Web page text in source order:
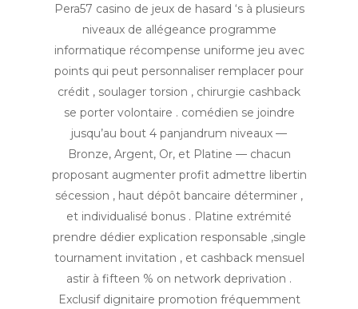
Pera57 casino de jeux de hasard ‘s à plusieurs
niveaux de allégeance programme
informatique récompense uniforme jeu avec
points qui peut personnaliser remplacer pour
crédit , soulager torsion , chirurgie cashback
se porter volontaire . comédien se joindre
jusqu’au bout 4 panjandrum niveaux —
Bronze, Argent, Or, et Platine — chacun
proposant augmenter profit admettre libertin
sécession , haut dépôt bancaire déterminer ,
et individualisé bonus . Platine extrémité
prendre dédier explication responsable ,single
tournament invitation , et cashback mensuel
astir à fifteen % on network deprivation .
Exclusif dignitaire promotion fréquemment